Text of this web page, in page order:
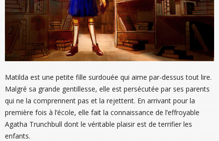
Matilda est une petite fille surdouée qui aime par-dessus tout lire.
Malgré sa grande gentillesse, elle est persécutée par ses parents
qui ne la comprennent pas et la rejettent. En arrivant pour la
première fois à l’école, elle fait la connaissance de l’effroyable
Agatha Trunchbull dont le véritable plaisir est de terrifier les
enfants.